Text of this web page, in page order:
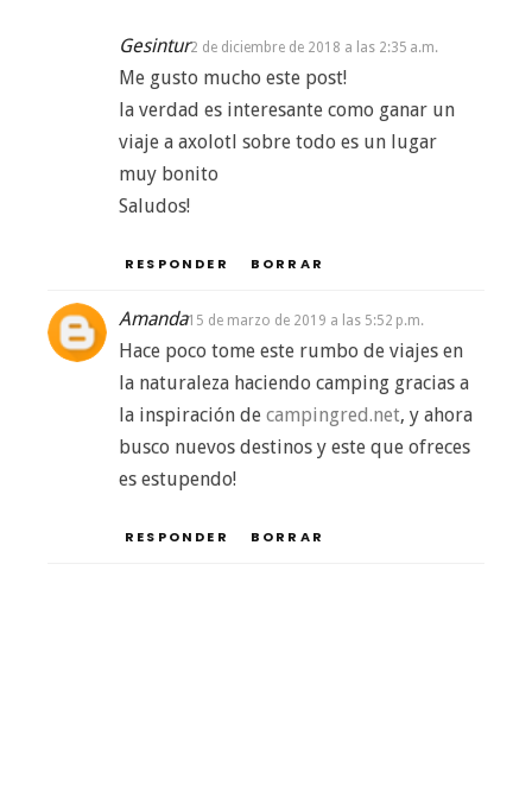
Gesintur2 de diciembre de 2018 a las 2:35 a.m.
Me gusto mucho este post!
la verdad es interesante como ganar un
viaje a axolotl sobre todo es un lugar
muy bonito
Saludos!
RESPONDER BORRAR
Amanda15 de marzo de 2019 a las 5:52 p.m.
Hace poco tome este rumbo de viajes en
la naturaleza haciendo camping gracias a
la inspiración de campingred.net, y ahora
busco nuevos destinos y este que ofreces
es estupendo!
RESPONDER BORRAR